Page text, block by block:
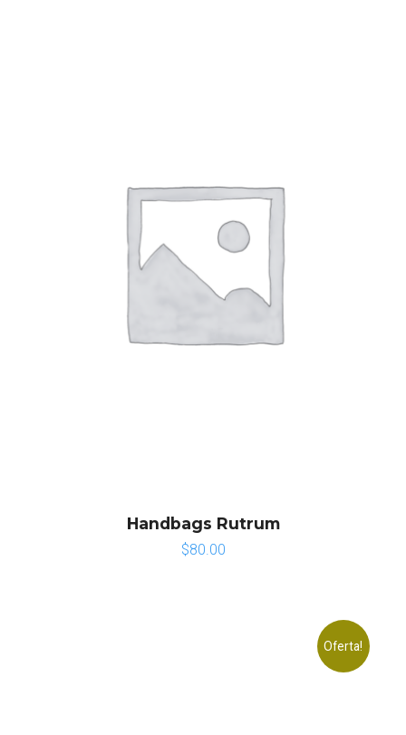
Handbags Rutrum
$80.00
Oferta!